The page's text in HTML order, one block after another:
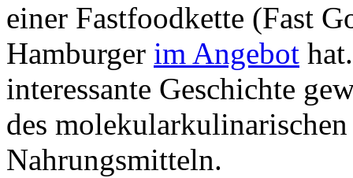
einer Fastfoodkette (Fast
Hamburger im Angebot
interessante Geschichte
des
Nahrungsmitteln.